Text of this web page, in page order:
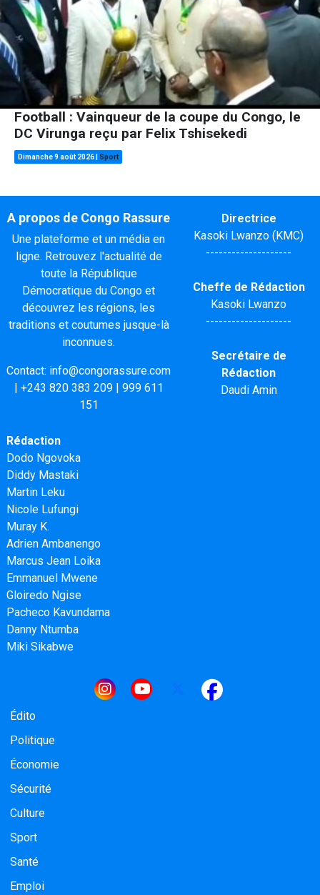
Football : Vainqueur de la coupe du Congo, le
DC Virunga reçu par Felix Tshisekedi
Dimanche 9 août 2026 Sport
A propos de Congo Rassure
Une plateforme et un média en
ligne. Retrouvez l'actualité de
toute la République
Démocratique du Congo et
découvrez les régions, les
traditions et coutumes jusque-là
inconnues.
Contact: info@congorassure.com
| +243 820 383 209| 999 611
151
Directrice
Kasoki Lwanzo (KMC)
--------------------
Cheffe de Rédaction
Kasoki Lwanzo
--------------------
Secrétaire de
Rédaction
Daudi Amin
Rédaction
Dodo Ngovoka
Diddy Mastaki
Martin Leku
Nicole Lufungi
Muray K.
Adrien Ambanengo
Marcus Jean Loika
Emmanuel Mwene
Gloiredo Ngise
Pacheco Kavundama
Danny Ntumba
Miki Sikabwe
Navigation principale
Édito
Politique
Économie
Sécurité
Culture
Sport
Santé
Emploi